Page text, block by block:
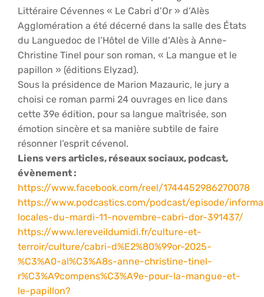
Littéraire Cévennes « Le Cabri d’Or » d’Alès
Agglomération a été décerné dans la salle des États
du Languedoc de l’Hôtel de Ville d’Alès à Anne-
Christine Tinel pour son roman, « La mangue et le
papillon » (éditions Elyzad).
Sous la présidence de Marion Mazauric, le jury a
choisi ce roman parmi 24 ouvrages en lice dans
cette 39e édition, pour sa langue maîtrisée, son
émotion sincère et sa manière subtile de faire
résonner l’esprit cévenol.
Liens vers articles, réseaux sociaux, podcast,
évènement :
https://www.facebook.com/reel/1744452986270078
https://www.podcastics.com/podcast/episode/
locales-du-mardi-11-novembre-cabri-dor-391437/
https://www.lereveildumidi.fr/culture-et-
terroir/culture/cabri-d%E2%80%99or-2025-
%C3%A0-al%C3%A8s-anne-christine-tinel-
r%C3%A9compens%C3%A9e-pour-la-mangue-et-
le-papillon?